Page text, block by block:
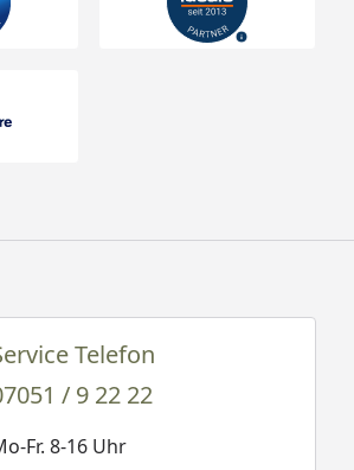
Telefon
/ 9 22 22
Fr. 8-16 Uhr